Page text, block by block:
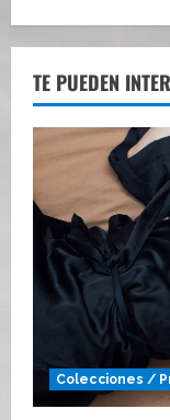
TE PUEDEN
Colecciones /